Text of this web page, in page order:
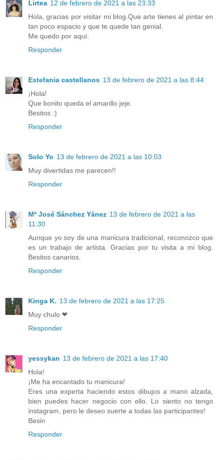
Lirtea 12 de febrero de 2021 a las 23:33
Hola, gracias por visitar mi blog.Que arte tienes al pintar en
tan poco espacio y que te quede tan genial.
Me quedo por aquí.
Responder
Estefania castellanos 13 de febrero de 2021 a las 8:44
¡Hola!
Que bonito queda el amarillo jeje.
Besitos :)
Responder
Solo Yo 13 de febrero de 2021 a las 10:03
Muy divertidas me parecen!!
Responder
Mª José Sánchez Yánez 13 de febrero de 2021 a las
11:30
Aunque yo soy de una manicura tradicional, reconozco que
es un trabajo de artista. Gracias por tu visita a mi blog.
Besitos canarios.
Responder
Kinga K. 13 de febrero de 2021 a las 17:25
Muy chulo ❤
Responder
yessykan 13 de febrero de 2021 a las 17:40
Hola!
¡Me ha encantado tu manicura!
Eres una experta haciendo estos dibujos a mano alzada,
bien puedes hacer negocio con ello. Lo siento no tengo
instagram, pero le deseo suerte a todas las participantes!
Besin
Responder